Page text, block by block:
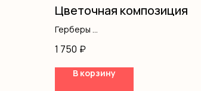
Цветочная композиция
Герберы
Диантус
Оазис
Коробка
1 750 ₽
В корзину